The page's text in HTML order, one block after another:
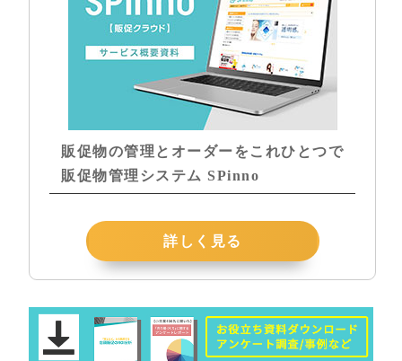
販促物の管理とオーダーをこれひとつで
販促物管理システム SPinno
詳しく見る